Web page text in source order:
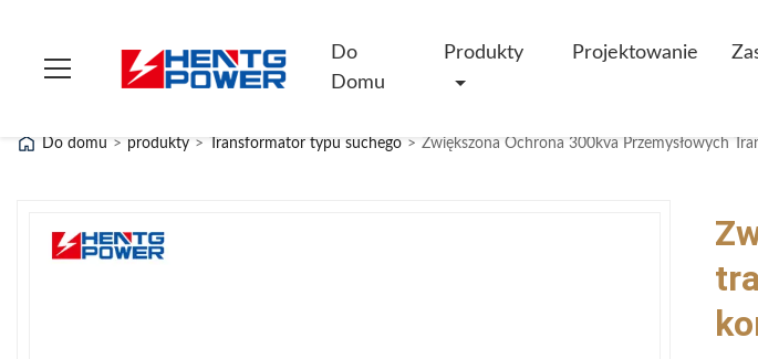
Do
Domu
Produkty Projektowanie
Do domu > produkty > Transformator typu suchego > Zwiększona Ochrona 300kva Przemysłowych